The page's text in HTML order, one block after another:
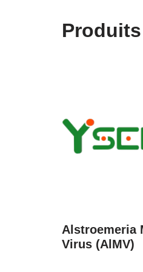
Alstroemeria
Virus (AlMV)